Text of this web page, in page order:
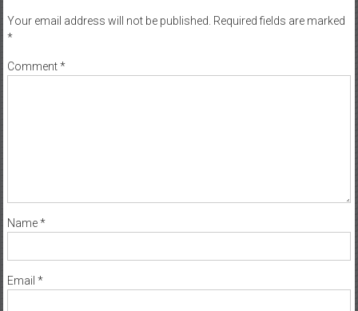
Your email address will not be published. Required fields are marked
*
Comment*
Name*
Email *